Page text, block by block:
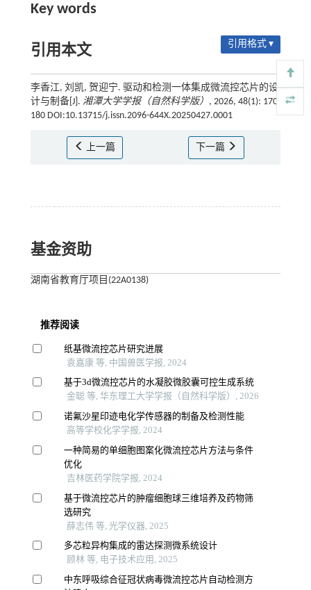
Key words
引用本文 引用格式 ▾
李香江, 刘凯, 贺迎宁. 驱动和检测一体集成微流控芯片的设
计与制备[J]. 湘潭大学学报（自然科学版） , 2026, 48(1): 170-
180 DOI:10.13715/j.issn.2096-644X.20250427.0001
上一篇 下一篇
基金资助
湖南省教育厅项目(22A0138)